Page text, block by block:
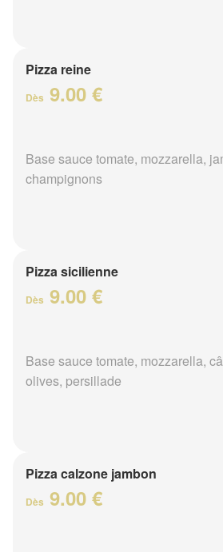
Pizza reine
Dès 9.00 €
Base sauce tomate, mozzarella,
champignons
Pizza sicilienne
Dès 9.00 €
Base sauce tomate, mozzarella,
olives, persillade
Pizza calzone jambon
Dès 9.00 €